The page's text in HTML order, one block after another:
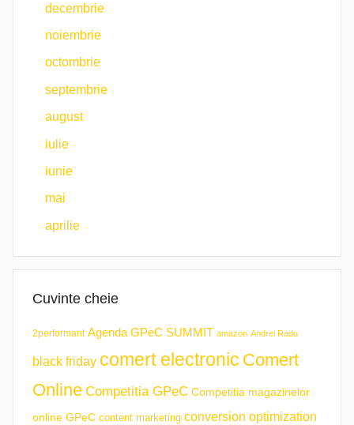
decembrie
noiembrie
octombrie
septembrie
august
iulie
iunie
mai
aprilie
Cuvinte cheie
2performant Agenda GPeC SUMMIT amazon Andrei Radu
black friday comert electronic Comert
Online Competitia GPeC Competitia magazinelor
online GPeC content marketing conversion optimization